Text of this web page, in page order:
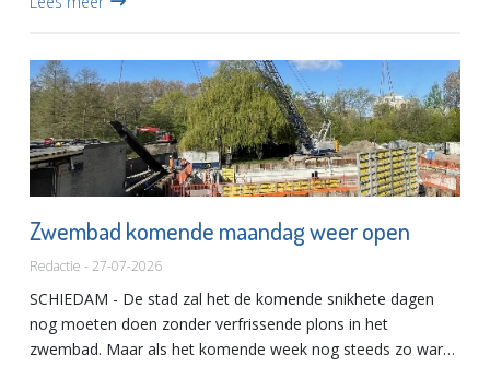
jaar geleden g...
Zwembad komende maandag weer open
Redactie - 27-07-2026
SCHIEDAM - De stad zal het de komende snikhete dagen
nog moeten doen zonder verfrissende plons in het
zwembad. Maar als het komende week nog steeds zo warm